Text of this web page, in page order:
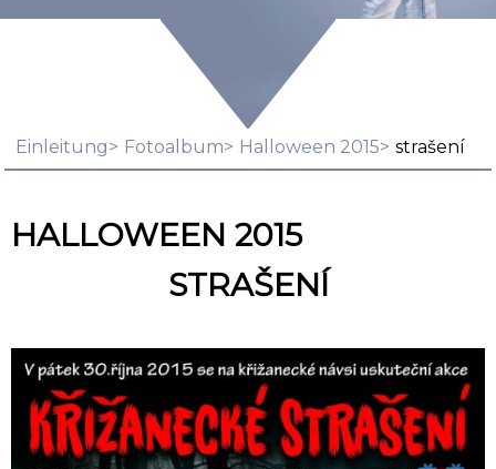
Einleitung Fotoalbum Halloween 2015 strašení
HALLOWEEN 2015
STRAŠENÍ